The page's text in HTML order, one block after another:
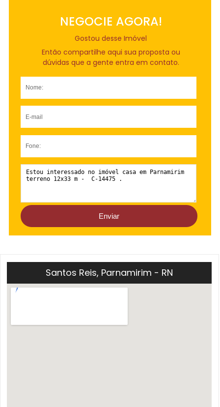
NEGOCIE AGORA!
Gostou desse Imóvel
Então compartilhe aqui sua proposta ou
dúvidas que a gente entra em contato.
Santos Reis, Parnamirim - RN